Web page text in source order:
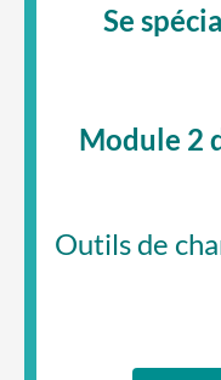
Se
Module 2
Outils de